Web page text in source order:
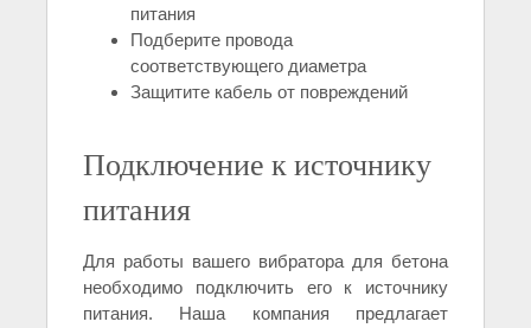
питания
Подберите провода
соответствующего диаметра
Защитите кабель от повреждений
Подключение к источнику
питания
Для работы вашего вибратора для бетона
необходимо подключить его к источнику
питания. Наша компания предлагает